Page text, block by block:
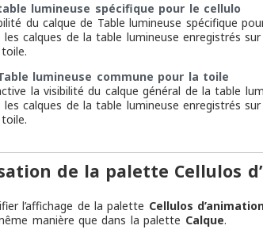
lumineuse spécifique pour le cellulo
du calque de Table lumineuse spécifique
les calques de la table lumineuse enregistrés
lumineuse commune pour la toile
la visibilité du calque général de la table
les calques de la table lumineuse enregistrés
de la palette Cellulos
l’affichage de la palette Cellulos
manière que dans la palette Calque.